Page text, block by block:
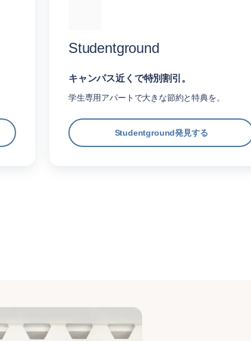
Studentground
キャンパス近くで特別割引。
学生専用アパートで大きな節約と特典を。
Studentground発見する